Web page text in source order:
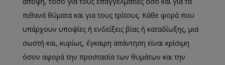
πιθανά θύματα και για τους τρίτους. Κάθε φορά που
υπάρχουν υποψίες ή ενδείξεις βίας ή καταδίωξης, μια
σωστή και, κυρίως, έγκαιρη απάντηση είναι κρίσιμη
όσον αφορά την προστασία των θυμάτων και την